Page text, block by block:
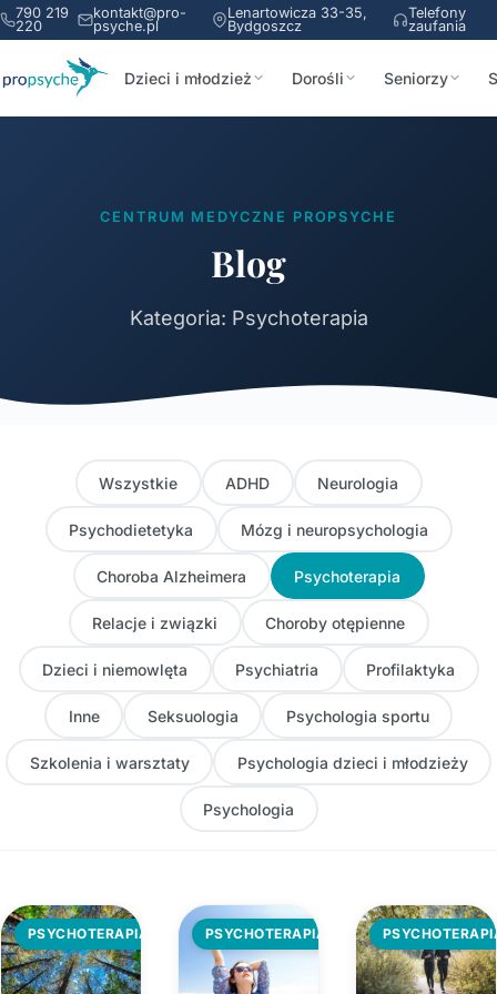
790 219
220
kontakt@pro-
psyche.pl
Lenartowicza 33-35,
Bydgoszcz
Telefony
zaufania
Dzieci i młodzież Dorośli Seniorzy
CENTRUM MEDYCZNE PROPSYCHE
Blog
Kategoria: Psychoterapia
Wszystkie ADHD Neurologia
Psychodietetyka Mózg i neuropsychologia
Choroba Alzheimera Psychoterapia
Relacje i związki Choroby otępienne
Dzieci i niemowlęta Psychiatria Profilaktyka
Inne Seksuologia Psychologia sportu
Szkolenia i warsztaty Psychologia dzieci i młodzieży
Psychologia
PSYCHOTERAPIA PSYCHOTERAPIA